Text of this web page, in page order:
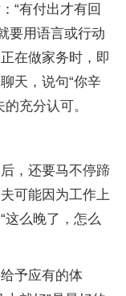
“有付出才有回
要用语言或行动
在做家务时，即
天，说句“你辛
充分认可。
，还要马不停蹄
可能因为工作上
这么晚了，怎么
予应有的体